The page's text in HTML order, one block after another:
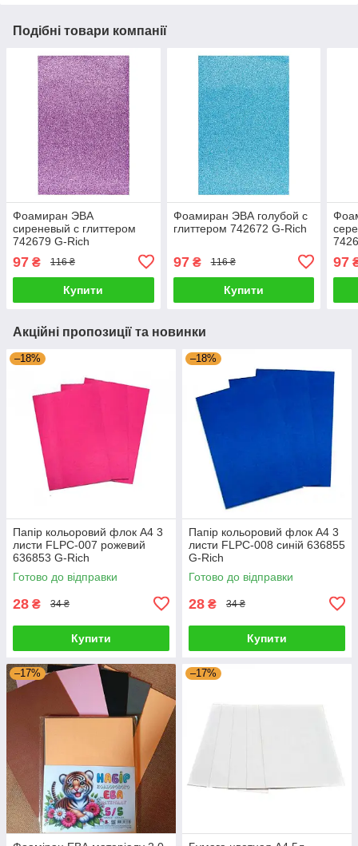
Подібні товари компанії
Фоамиран ЭВА
сиреневый с глиттером
742679 G-Rich
97 ₴ 116 ₴
Купити
Фоамиран ЭВА голубой с
глиттером 742672 G-Rich
97₴ 116 ₴
Купити
97
Акційні пропозиції та новинки
–18%
Папір кольоровий флок А4 3
листи FLPC-007 рожевий
636853 G-Rich
Готово до відправки
28 ₴ 34 ₴
Купити
–18%
Папір кольоровий флок А4 3
листи FLPC-008 синій 636855
G-Rich
Готово до відправки
28 ₴ 34 ₴
Купити
–17% –17%